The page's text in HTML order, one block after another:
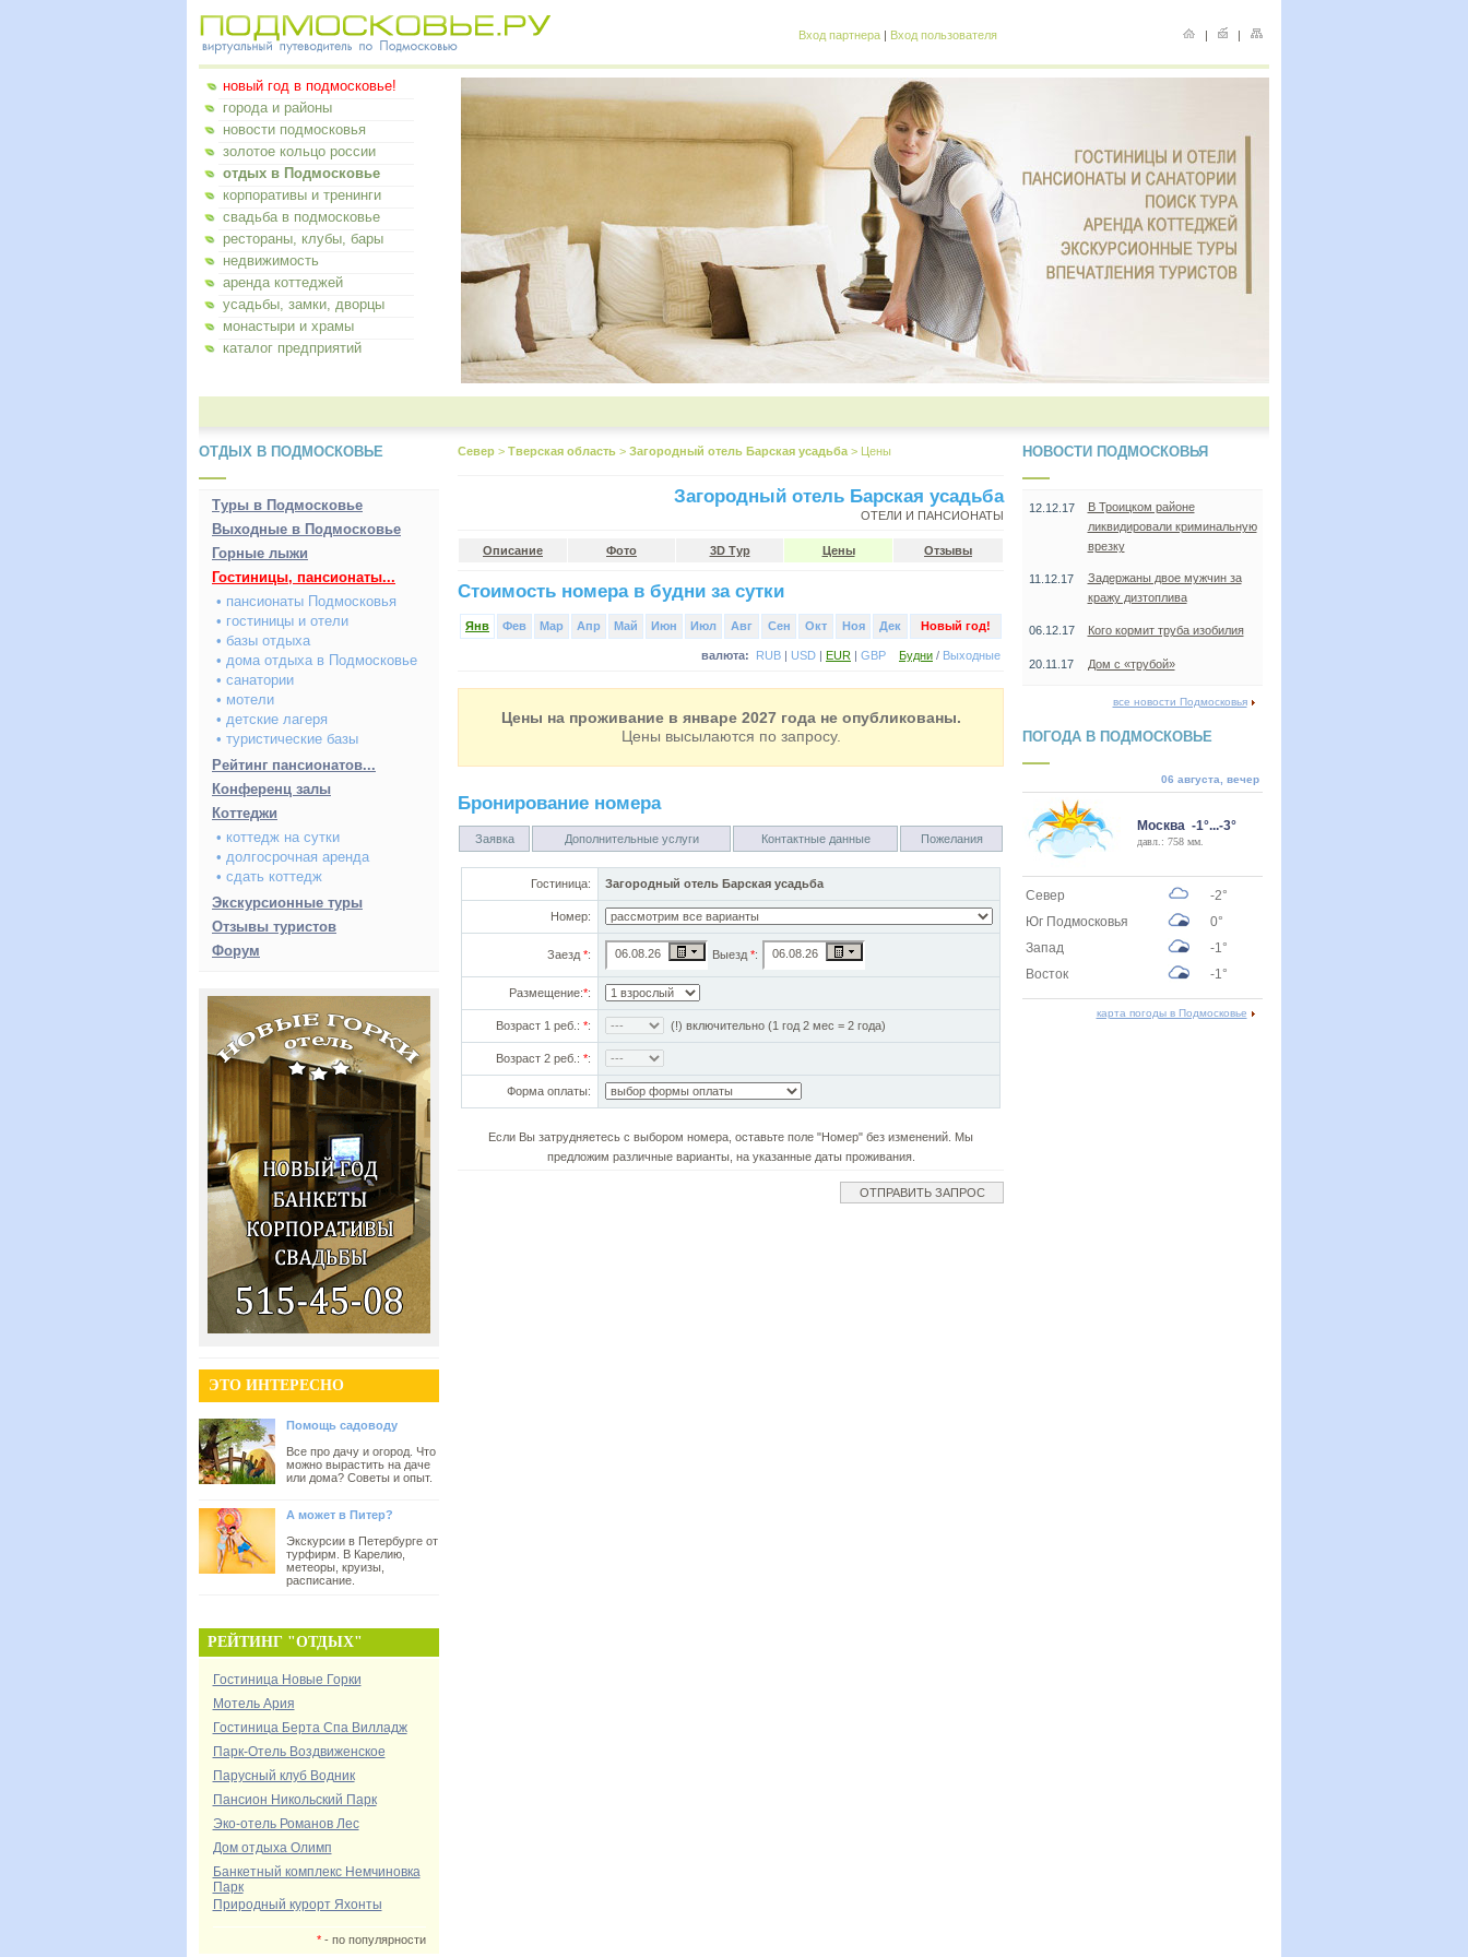
Вход партнера | Вход пользователя | |
новый год в подмосковье!
города и районы
новости подмосковья
золотое кольцо россии
отдых в Подмосковье
корпоративы и тренинги
свадьба в подмосковье
рестораны, клубы, бары
недвижимость
аренда коттеджей
усадьбы, замки, дворцы
монастыри и храмы
каталог предприятий
ОТДЫХ В ПОДМОСКОВЬЕ
Туры в Подмосковье
Выходные в Подмосковье
Горные лыжи
Гостиницы, пансионаты...
• пансионаты Подмосковья
• гостиницы и отели
• базы отдыха
• дома отдыха в Подмосковье
• санатории
• мотели
• детские лагеря
• туристические базы
Рейтинг пансионатов...
Конференц залы
Коттеджи
• коттедж на сутки
• долгосрочная аренда
• сдать коттедж
Экскурсионные туры
Отзывы туристов
Форум
ЭТО ИНТЕРЕСНО
Помощь садоводу
Все про дачу и огород. Что
можно вырастить на даче
или дома? Советы и опыт.
А может в Питер?
Экскурсии в Петербурге от
турфирм. В Карелию,
метеоры, круизы,
расписание.
РЕЙТИНГ "ОТДЫХ"
Гостиница Новые Горки
Мотель Ария
Гостиница Берта Спа Вилладж
Парк-Отель Воздвиженское
Парусный клуб Водник
Пансион Никольский Парк
Эко-отель Романов Лес
Дом отдыха Олимп
Банкетный комплекс Немчиновка
Парк
Природный курорт Яхонты
*- по популярности
Север > Тверская область > Загородный отель Барская усадьба > Цены
Загородный отель Барская усадьба
ОТЕЛИ И ПАНСИОНАТЫ
Описание Фото 3D Тур Цены Отзывы
Стоимость номера в будни за сутки
Янв Фев Мар Апр Май Июн Июл Авг Сен Окт Ноя Дек Новый год!
валюта: RUB | USD | EUR | GBP Будни / Выходные
Цены на проживание в январе 2027 года не опубликованы.
Цены высылаются по запросу.
Бронирование номера
Заявка Дополнительные услуги Контактные данные Пожелания
Гостиница: Загородный отель Барская усадьба
Номер:
Заезд *: Выезд *:
Размещение:*:
Возраст 1 реб.: *: (!) включительно (1 год 2 мес = 2 года)
Возраст 2 реб.: *:
Форма оплаты:
Если Вы затрудняетесь с выбором номера, оставьте поле "Номер" без изменений. Мы
предложим различные варианты, на указанные даты проживания.
НОВОСТИ ПОДМОСКОВЬЯ
12.12.17
В Троицком районе
ликвидировали криминальную
врезку
11.12.17
Задержаны двое мужчин за
кражу дизтоплива
06.12.17 Кого кормит труба изобилия
20.11.17 Дом с «трубой»
все новости Подмосковья
ПОГОДА В ПОДМОСКОВЬЕ
06 августа, вечер
Москва -1°...-3°
давл.: 758 мм.
Север
-2°
Юг Подмосковья
0°
Запад
-1°
Восток
-1°
карта погоды в Подмосковье